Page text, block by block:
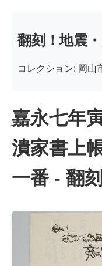
翻刻！地震
コレクション: 岡山
嘉永七年
潰家書上
一番 - 翻刻